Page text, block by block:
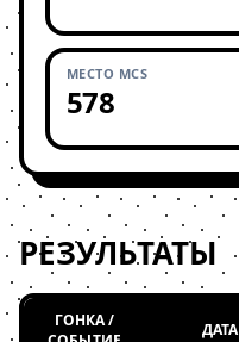
МЕСТО MCS
578
РЕЗУЛЬТАТЫ
ГОНКА /
ДАТА